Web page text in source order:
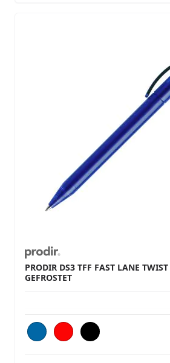
PRODIR DS3 TFF FAST LANE
GEFROSTET